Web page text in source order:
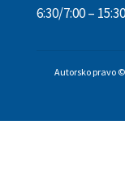
6:30/7:00 –
Autorsko pravo